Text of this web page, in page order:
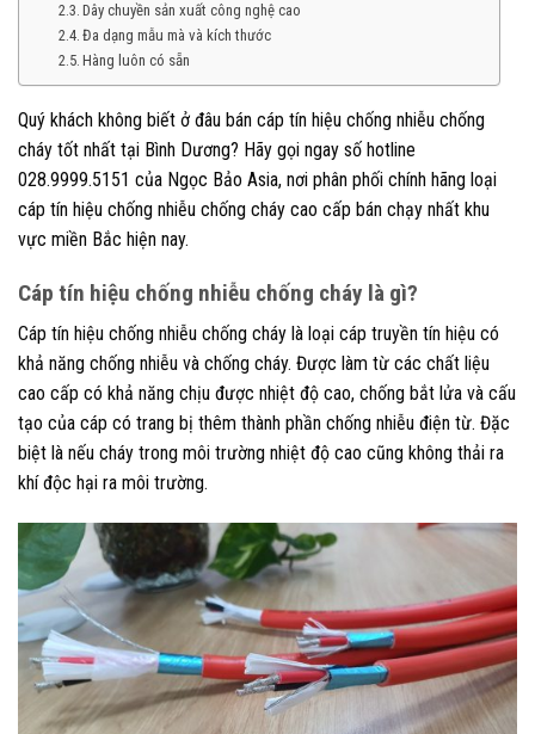
Dây chuyền sản xuất công nghệ cao
Đa dạng mẫu mà và kích thước
Hàng luôn có sẵn
Quý khách không biết ở đâu bán cáp tín hiệu chống nhiễu chống
cháy tốt nhất tại Bình Dương? Hãy gọi ngay số hotline
028.9999.5151 của Ngọc Bảo Asia, nơi phân phối chính hãng loại
cáp tín hiệu chống nhiễu chống cháy cao cấp bán chạy nhất khu
vực miền Bắc hiện nay.
Cáp tín hiệu chống nhiễu chống cháy là gì?
Cáp tín hiệu chống nhiễu chống cháy là loại cáp truyền tín hiệu có
khả năng chống nhiễu và chống cháy. Được làm từ các chất liệu
cao cấp có khả năng chịu được nhiệt độ cao, chống bắt lửa và cấu
tạo của cáp có trang bị thêm thành phần chống nhiễu điện từ. Đặc
biệt là nếu cháy trong môi trường nhiệt độ cao cũng không thải ra
khí độc hại ra môi trường.